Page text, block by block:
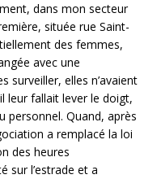
dans mon secteur
située rue Saint-
des femmes,
avec une
surveiller, elles n’avaient
leur fallait lever le doigt,
personnel. Quand, après
a remplacé la loi
des heures
sur l’estrade et a